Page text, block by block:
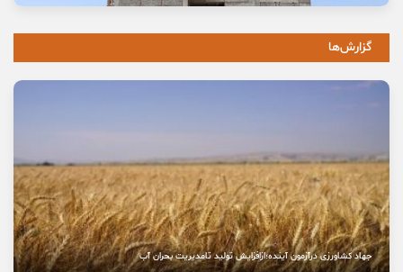
11 مرداد, 1405
نخستین بیمارستان چشم‌پزشکی سمنان در مسیر بهره‌برداری
گزارش‌ها
جهاد کشاورزی درآزمون آینده؛ازافزایش تولید تامدیریت بحران آب